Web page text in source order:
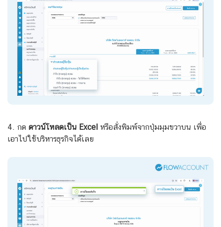
4. กด ดาวน์โหลดเป็น Excel หรือสั่งพิมพ์จากปุ่มมุมขวาบน เพื่อ
เอาไปใช้บริหารธุรกิจได้เลย